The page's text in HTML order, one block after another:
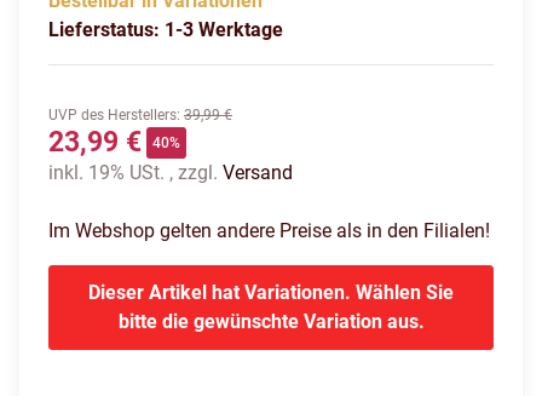
Lieferstatus: 1-3 Werktage
UVP des Herstellers: 39,99 €
23,99 € 40%
inkl. 19% USt. , zzgl. Versand
Im Webshop gelten andere Preise als in den Filialen!
Dieser Artikel hat Variationen. Wählen Sie
bitte die gewünschte Variation aus.